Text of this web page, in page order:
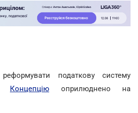
податкову систему
Концепцію оприлюднено на